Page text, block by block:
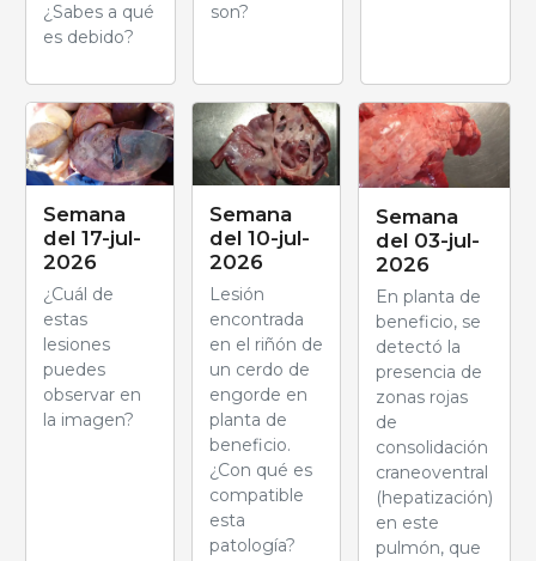
¿Sabes a qué
es debido?
son?
Semana
del 17-jul-
2026
¿Cuál de
estas
lesiones
puedes
observar en
la imagen?
Semana
del 10-jul-
2026
Lesión
encontrada
en el riñón de
un cerdo de
engorde en
planta de
beneficio.
¿Con qué es
compatible
esta
patología?
Semana
del 03-jul-
2026
En planta de
beneficio, se
detectó la
presencia de
zonas rojas
de
consolidación
craneoventral
(hepatización)
en este
pulmón, que